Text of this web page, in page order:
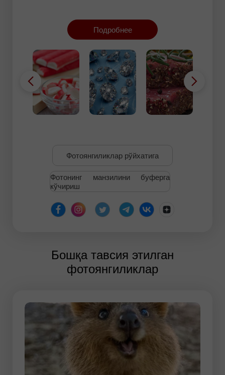
праздника». То есть приобретает текстуру и идею,
сознательно игнорируя состав. Рынок сурими
причинам – растущей популярности
морепродуктов и достойной замене дефицитного
и дорогого продукта дешевыми, но приемлемыми
аналогами.
Подробнее
Фотоянгиликлар рўйхатига
Фотонинг манзилини буферга
кўчириш
Бошқа тавсия этилган
фотоянгиликлар